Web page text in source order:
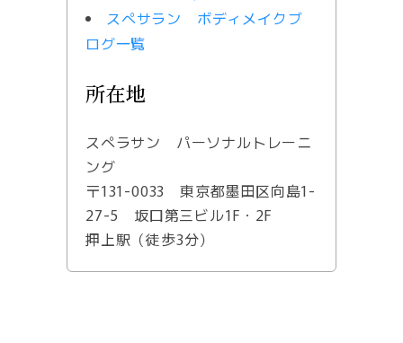
スぺサラン ボディメイクブ
ログ一覧
所在地
スぺラサン パーソナルトレーニ
ング
〒131-0033 東京都墨田区向島1-
27-5 坂口第三ビル1F・2F
押上駅（徒歩3分）